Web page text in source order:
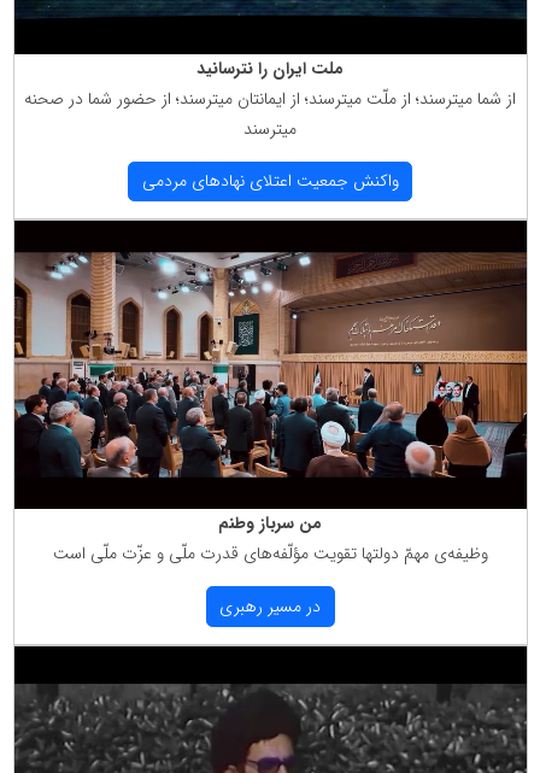
ملت ایران را نترسانید
از شما میترسند؛ از ملّت میترسند؛ از ایمانتان میترسند؛ از حضور شما در صحنه
میترسند
واكنش جمعیت اعتلای نهادهای مردمی
من سرباز وطنم
وظیفه‌ی مهمّ دولتها تقویت مؤلّفه‌های قدرت ملّی و عزّت ملّی است
در مسیر رهبری